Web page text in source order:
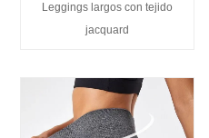
Leggings largos con tejido
jacquard